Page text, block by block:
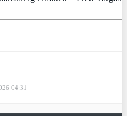
04:31